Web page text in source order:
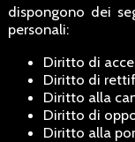
dispongono dei
personali:
Diritto di
Diritto di
Diritto alla
Diritto di
Diritto alla